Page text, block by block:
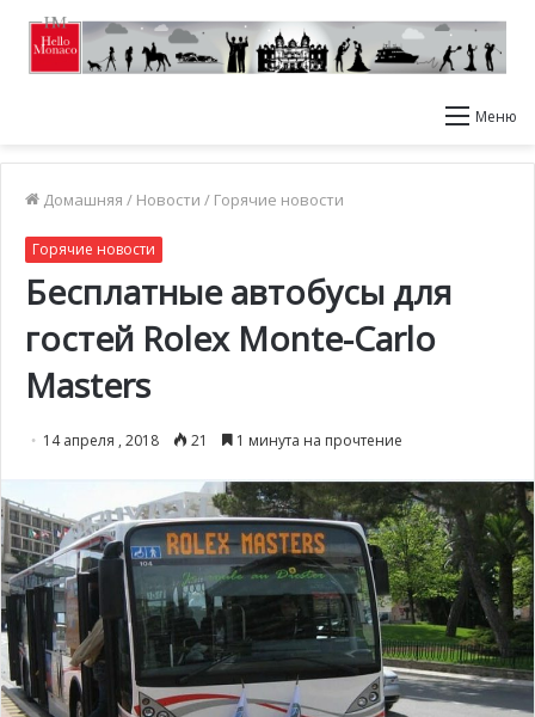
Меню
Домашняя / Новости / Горячие новости
Горячие новости
Бесплатные автобусы для
гостей Rolex Monte-Carlo
Masters
14 апреля , 2018 21 1 минута на прочтение